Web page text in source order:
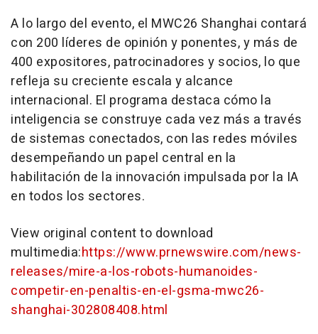
A lo largo del evento, el MWC26 Shanghai contará
con 200 líderes de opinión y ponentes, y más de
400 expositores, patrocinadores y socios, lo que
refleja su creciente escala y alcance
internacional. El programa destaca cómo la
inteligencia se construye cada vez más a través
de sistemas conectados, con las redes móviles
desempeñando un papel central en la
habilitación de la innovación impulsada por la IA
en todos los sectores.
View original content to download
multimedia:https://www.prnewswire.com/news-
releases/mire-a-los-robots-humanoides-
competir-en-penaltis-en-el-gsma-mwc26-
shanghai-302808408.html